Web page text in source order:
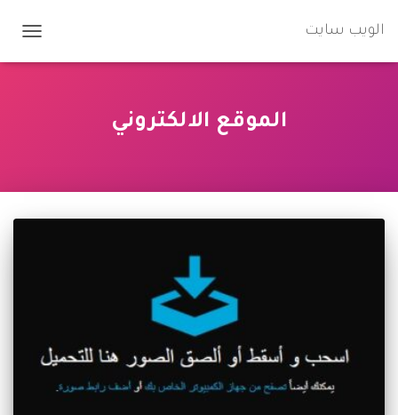
الويب سايت
التنقل
الموقع الالكتروني